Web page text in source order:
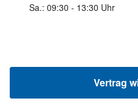
Sa.: 09:30 - 13:30 Uhr
Vertrag